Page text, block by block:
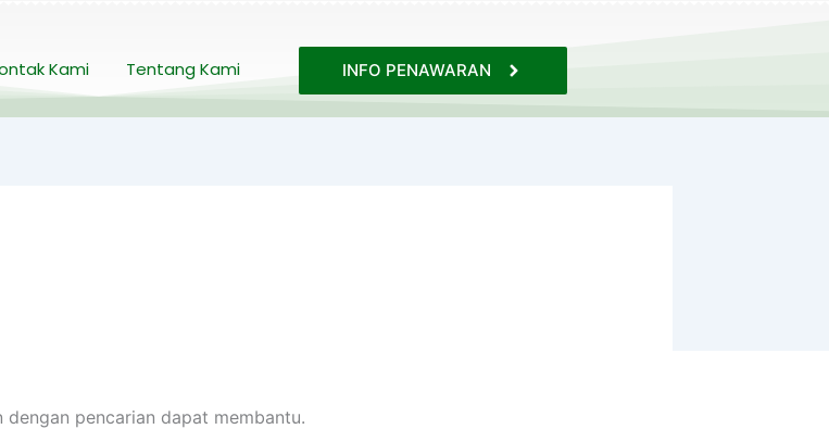
Kami Tentang Kami INFO PENAWARAN
pencarian dapat membantu.